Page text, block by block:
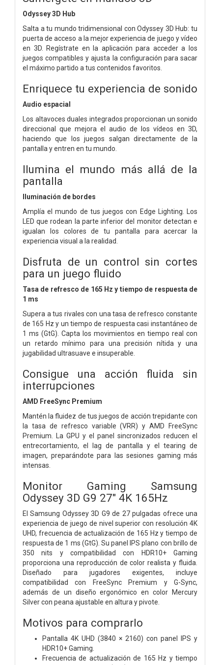
Odyssey 3D Hub
Salta a tu mundo tridimensional con Odyssey 3D Hub: tu
puerta de acceso a la mejor experiencia de juego y vídeo
en 3D. Regístrate en la aplicación para acceder a los
juegos compatibles y ajusta la configuración para sacar
el máximo partido a tus contenidos favoritos.
Enriquece tu experiencia de sonido
Audio espacial
Los altavoces duales integrados proporcionan un sonido
direccional que mejora el audio de los vídeos en 3D,
haciendo que los juegos salgan directamente de la
pantalla y entren en tu mundo.
Ilumina el mundo más allá de la
pantalla
Iluminación de bordes
Amplía el mundo de tus juegos con Edge Lighting. Los
LED que rodean la parte inferior del monitor detectan e
igualan los colores de tu pantalla para acercar la
experiencia visual a la realidad.
Disfruta de un control sin cortes
para un juego fluido
Tasa de refresco de 165 Hz y tiempo de respuesta de
1 ms
Supera a tus rivales con una tasa de refresco constante
de 165 Hz y un tiempo de respuesta casi instantáneo de
1 ms (GtG). Capta los movimientos en tiempo real con
un retardo mínimo para una precisión nítida y una
jugabilidad ultrasuave e insuperable.
Consigue una acción fluida sin
interrupciones
AMD FreeSync Premium
Mantén la fluidez de tus juegos de acción trepidante con
la tasa de refresco variable (VRR) y AMD FreeSync
Premium. La GPU y el panel sincronizados reducen el
entrecortamiento, el lag de pantalla y el tearing de
imagen, preparándote para las sesiones gaming más
intensas.
Monitor Gaming Samsung
Odyssey 3D G9 27" 4K 165Hz
El Samsung Odyssey 3D G9 de 27 pulgadas ofrece una
experiencia de juego de nivel superior con resolución 4K
UHD, frecuencia de actualización de 165 Hz y tiempo de
respuesta de 1 ms (GtG). Su panel IPS plano con brillo de
350 nits y compatibilidad con HDR10+ Gaming
proporciona una reproducción de color realista y fluida.
Diseñado para jugadores exigentes, incluye
compatibilidad con FreeSync Premium y G-Sync,
además de un diseño ergonómico en color Mercury
Silver con peana ajustable en altura y pivote.
Motivos para comprarlo
Pantalla 4K UHD (3840 × 2160) con panel IPS y
HDR10+ Gaming.
Frecuencia de actualización de 165 Hz y tiempo